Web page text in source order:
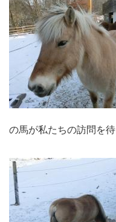
の馬が私たちの訪問を